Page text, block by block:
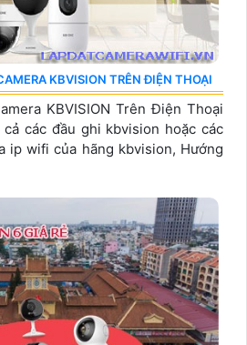
KBVISION TRÊN ĐIỆN THOẠI
KBVISION Trên Điện Thoại
các đầu ghi kbvision hoặc các
ip wifi của hãng kbvision, Hướng